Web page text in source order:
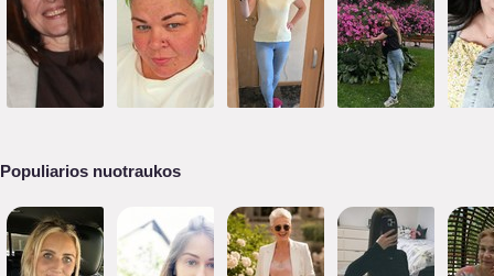
Populiarios nuotraukos